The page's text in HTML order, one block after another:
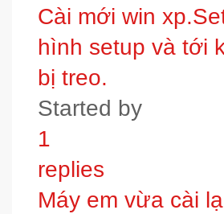
Cài mới win
hình setup và tới
bị treo.
Started by
1
replies
Máy em vừa cài